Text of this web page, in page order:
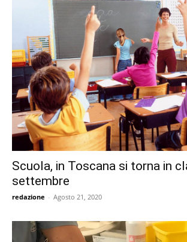
Scuola, in Toscana si torna in
settembre
redazione - Agosto 21, 2020